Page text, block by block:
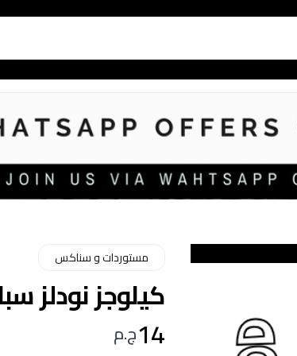
مستوردات و سناكس
كيلوجز نودلز
14ج.م